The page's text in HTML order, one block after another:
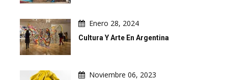
Enero 28, 2024
Cultura Y Arte En Argentina
Noviembre 06, 2023